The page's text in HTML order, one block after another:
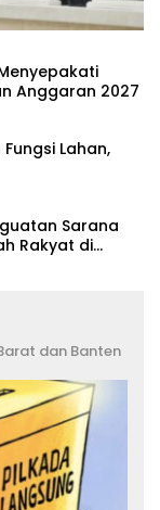
Anggaran 2027
Lahan,
Sarana
Rakyat di
dan Banten